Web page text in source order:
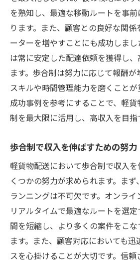
を熟知し、最適な移動ルートを事
ります。また、顧客との良好な関
ーターを増やすことにも成功しま
は常に安定した配達依頼を獲得し
ます。歩合制は努力に応じて報酬
スキルや時間管理能力を磨くこと
成功事例を参考にすることで、軽
制を最大限に活用し、高収入を目指
歩合制で収入を伸ばすための努力
軽貨物配送において歩合制で収入
くつかの努力が求められます。ま
ランニングは不可欠です。オンライ
リアルタイムで最適なルートを選
間を短縮し、より多くの案件をこ
ます。また、顧客対応においても
スを心掛けることが大切です。信頼